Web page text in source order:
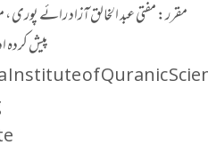
مقرر: مفتی عبد الخالق آزاد رائے پوری ،
پیش کردہ
Institute of Quranic